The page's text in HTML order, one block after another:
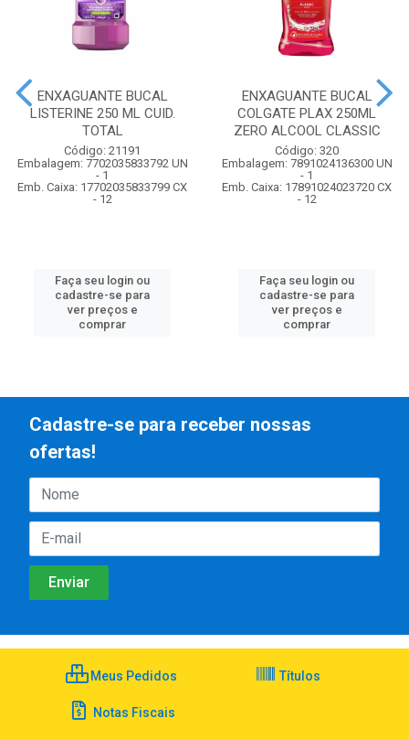
ENXAGUANTE BUCAL
LISTERINE 250 ML CUID.
TOTAL
Código: 21191
Embalagem: 7702035833792 UN
- 1
Emb. Caixa: 17702035833799 CX
- 12
Faça seu login ou
cadastre-se para
ver preços e
comprar
ENXAGUANTE BUCAL
COLGATE PLAX 250ML
ZERO ALCOOL CLASSIC
Código: 320
Embalagem: 7891024136300 UN
- 1
Emb. Caixa: 17891024023720 CX
- 12
Faça seu login ou
cadastre-se para
ver preços e
comprar
Cadastre-se para receber nossas
ofertas!
Meus Pedidos Títulos
Notas Fiscais